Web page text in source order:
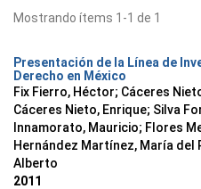
Mostrando ítems 1-1 de 1
Presentación de la Línea de
Derecho en México
Fix Fierro, Héctor; Cáceres
Cáceres Nieto, Enrique; Silva
Innamorato, Mauricio; Flores
Hernández Martínez, María del
Alberto
2011